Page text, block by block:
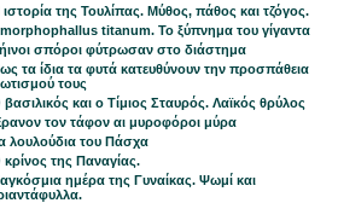
της Τουλίπας. Μύθος, πάθος και τζόγος.
titanum. Το ξύπνημα του γίγαντα
σπόροι φύτρωσαν στο διάστημα
τα ίδια τα φυτά κατευθύνουν την προσπάθεια
τους
και ο Τίμιος Σταυρός. Λαϊκός θρύλος
τον τάφον αι μυροφόροι μύρα
λουλούδια του Πάσχα
της Παναγίας.
ημέρα της Γυναίκας. Ψωμί και